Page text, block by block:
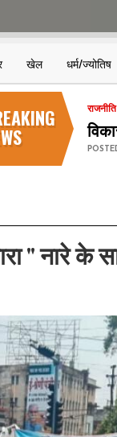
खेल धर्म/ज्योतिष
देश-विदेश
" नारे के